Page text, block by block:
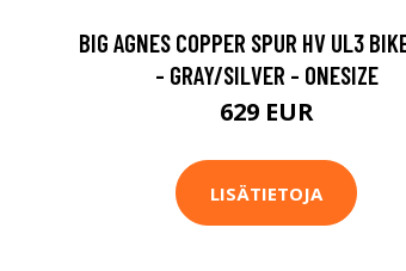
BIG AGNES COPPER SPUR HV UL3
- GRAY/SILVER - ONESIZE
629 EUR
LISÄTIETOJA